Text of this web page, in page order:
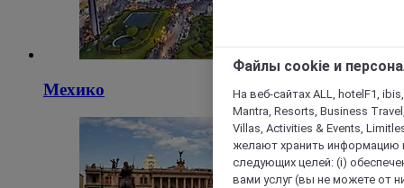
Мехико
Файлы cookie и
На веб-сайтах ALL, hotelF1,
Mantra, Resorts, Business
Villas, Activities & Events,
желают хранить информацию
следующих целей: (i)
вами услуг (вы не можете от